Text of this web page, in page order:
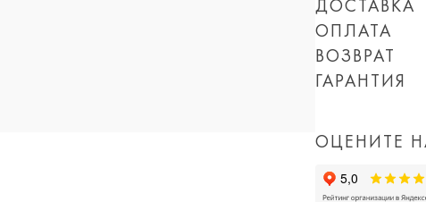
ДОСТАВКА
Опция частичная
Приблизительная
доставки, а так
доставка).
ОПЛАТА
При оплате
суммируются!
ВОЗВРАТ
Мы вернем или
Просто
ГАРАНТИЯ
ОЦЕНИТЕ